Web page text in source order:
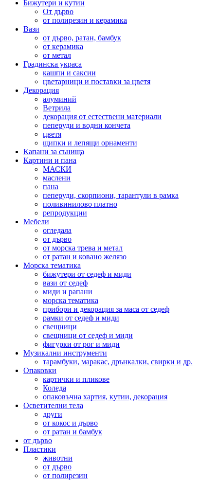
Бижутери и кутии
От дърво
от полирезин и керамика
Вази
от дърво, ратан, бамбук
от керамика
от метал
Градинска украса
кашпи и саксии
цветарници и поставки за цветя
Декорация
алуминий
Ветрила
декорация от естествени материали
пеперуди и водни кончета
цветя
щипки и лепящи орнаменти
Капани за сънища
Картини и пана
МАСКИ
маслени
пана
пеперуди, скорпиони, тарантули в рамка
поливинилово платно
репродукции
Мебели
огледала
от дърво
от морска трева и метал
от ратан и ковано желязо
Морска тематика
бижутери от седеф и миди
вази от седеф
миди и рапани
морска тематика
прибори и декорация за маса от седеф
рамки от седеф и миди
свещници
свещници от седеф и миди
фигурки от рог и миди
Музикални инструменти
тарамбуки, маракас, дрънкалки, свирки и др.
Опаковки
картички и пликове
Коледа
опаковъчна хартия, кутии, декорация
Осветителни тела
други
от кокос и дърво
от ратан и бамбук
от дърво
Пластики
животни
от дърво
от полирезин